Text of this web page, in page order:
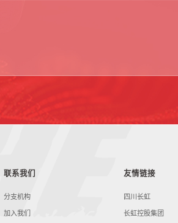
联系我们
分支机构
加入我们
友情链接
四川长虹
长虹控股集团